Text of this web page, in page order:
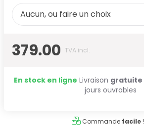
Aucun, ou faire un choix
379.00 TVA incl.
En stock en ligne Livraison gratuite
jours ouvrables
Commande facile!